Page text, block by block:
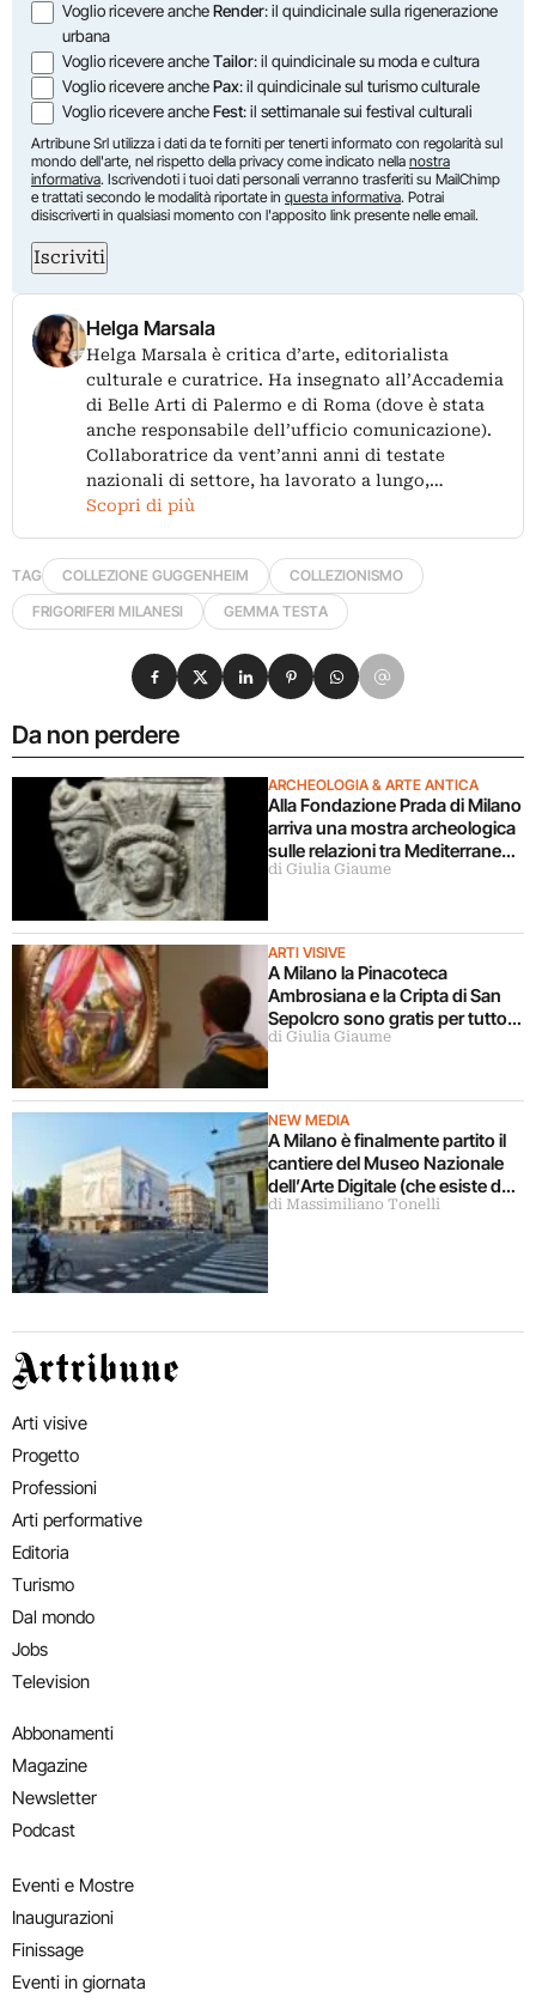
Voglio ricevere ancheRender: il quindicinale sulla rigenerazione
urbana
Voglio ricevere ancheTailor: il quindicinale su moda e cultura
Voglio ricevere anchePax: il quindicinale sul turismo culturale
Voglio ricevere ancheFest: il settimanale sui festival culturali
Artribune Srl utilizza i dati da te forniti per tenerti informato con regolarità sul
mondo dell'arte, nel rispetto della privacy come indicato nella nostra
informativa. Iscrivendoti i tuoi dati personali verranno trasferiti su MailChimp
e trattati secondo le modalità riportate in questa informativa. Potrai
disiscriverti in qualsiasi momento con l'apposito link presente nelle email.
Iscriviti
Helga Marsala
Helga Marsala è critica d’arte, editorialista
culturale e curatrice. Ha insegnato all’Accademia
di Belle Arti di Palermo e di Roma (dove è stata
anche responsabile dell’ufficio comunicazione).
Collaboratrice da vent’anni anni di testate
nazionali di settore, ha lavorato a lungo,…
Scopri di più
TAG COLLEZIONE GUGGENHEIM
COLLEZIONISMO
FRIGORIFERI MILANESI
GEMMA TESTA
Da non perdere
ARCHEOLOGIA & ARTE ANTICA
Alla Fondazione Prada di Milano
arriva una mostra archeologica
sulle relazioni tra Mediterraneo
e Asia
di Giulia Giaume
ARTI VISIVE
A Milano la Pinacoteca
Ambrosiana e la Cripta di San
Sepolcro sono gratis per tutto
agosto (ma solo per milanesi)
di Giulia Giaume
NEW MEDIA
A Milano è finalmente partito il
cantiere del Museo Nazionale
dell’Arte Digitale (che esiste da
5 anni ma ancora non c’è)
di Massimiliano Tonelli
Condividi su Facebook
Condividi su X
Condividi su LinkedIn
Condividi su Pinterest
Condividi su WhatsApp
Condividi su Email
Artribune
Arti visive
Progetto
Professioni
Arti performative
Editoria
Turismo
Dal mondo
Jobs
Television
Abbonamenti
Magazine
Newsletter
Podcast
Eventi e Mostre
Inaugurazioni
Finissage
Eventi in giornata